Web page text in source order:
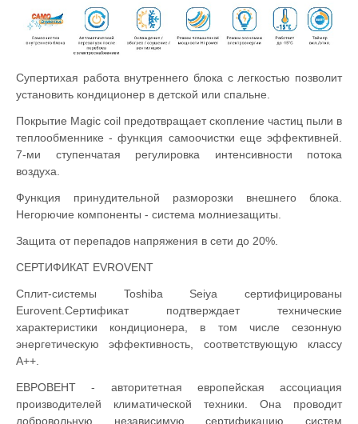
Супертихая работа внутреннего блока с легкостью позволит
установить кондиционер в детской или спальне.
Покрытие Magic coil предотвращает скопление частиц пыли в
теплообменнике - функция самоочистки еще эффективней.
7-ми ступенчатая регулировка интенсивности потока
воздуха.
Функция принудительной разморозки внешнего блока.
Негорючие компоненты - система молниезащиты.
Защита от перепадов напряжения в сети до 20%.
СЕРТИФИКАТ EVROVENT
Cплит-системы Toshiba Seiya сертифицированы
Eurovent.Сертификат подтверждает технические
характеристики кондиционера, в том числе сезонную
энергетическую эффективность, соответствующую классу
А++.
ЕВРОВЕНТ - авторитетная европейская ассоциация
производителей климатической техники. Она проводит
добровольную независимую сертификацию систем